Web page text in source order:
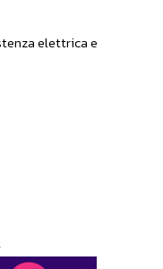
elettrica e